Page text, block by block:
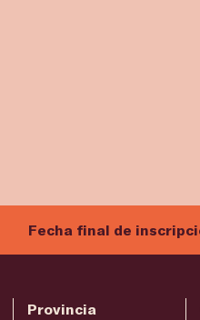
Fecha final de
Provincia